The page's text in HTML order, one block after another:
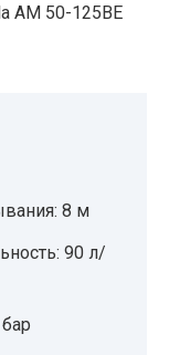
AM 50-125BE
8 м
90 л/